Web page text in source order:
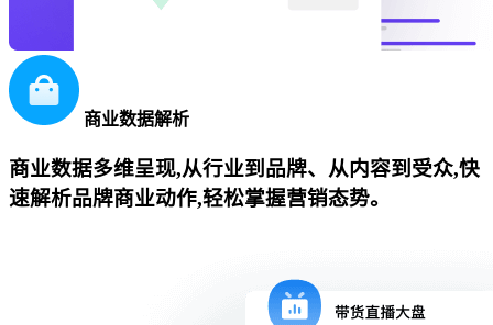
商业数据解析
商业数据多维呈现,从行业到品牌、从内容到受众,快
速解析品牌商业动作,轻松掌握营销态势。